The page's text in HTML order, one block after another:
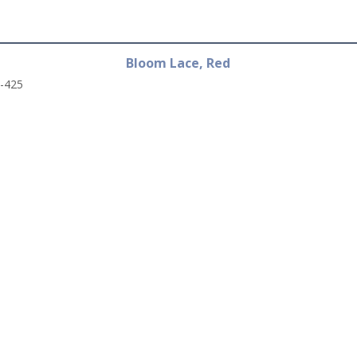
Bloom Lace, Red
425